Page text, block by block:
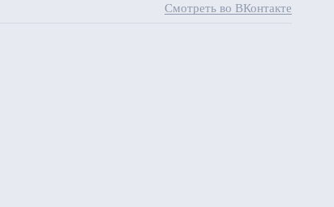
Смотреть во ВКонтакте